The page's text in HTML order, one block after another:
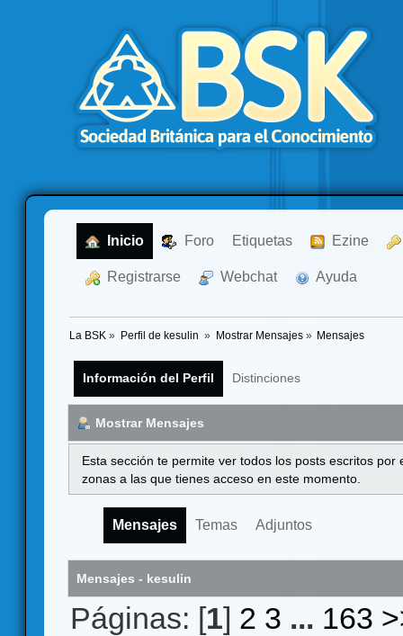
Inicio Foro Etiquetas Ezine
Registrarse Webchat Ayuda
La BSK » Perfil de kesulin » Mostrar Mensajes» Mensajes
Información del Perfil Distinciones
Mostrar Mensajes
Esta sección te permite ver todos los posts escritos
zonas a las que tienes acceso en este momento.
Mensajes Temas Adjuntos
Mensajes - kesulin
Páginas: [1] 2 3 ... 163